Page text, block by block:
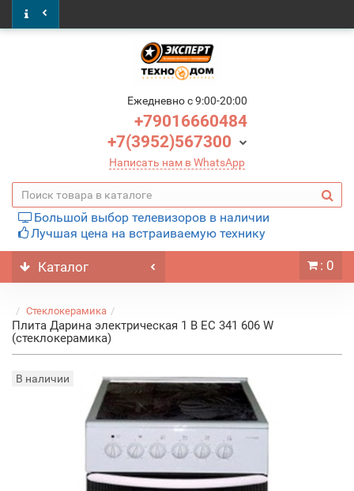
Ежедневно c 9:00-20:00
+79016660484
+7(3952)567300
Написать нам в WhatsApp
Большой выбор телевизоров в наличии
Лучшая цена на встраиваемую технику
Каталог : 0
Стеклокерамика
Плита Дарина электрическая 1 B EC 341 606 W
(стеклокерамика)
В наличии